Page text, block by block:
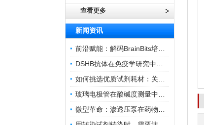
查看更多
新闻资讯